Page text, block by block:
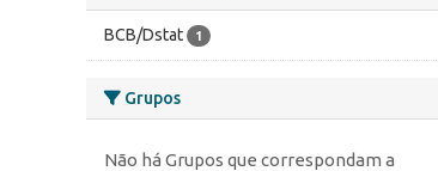
BCB/Dstat 1
Grupos
Não há Grupos que correspondam a